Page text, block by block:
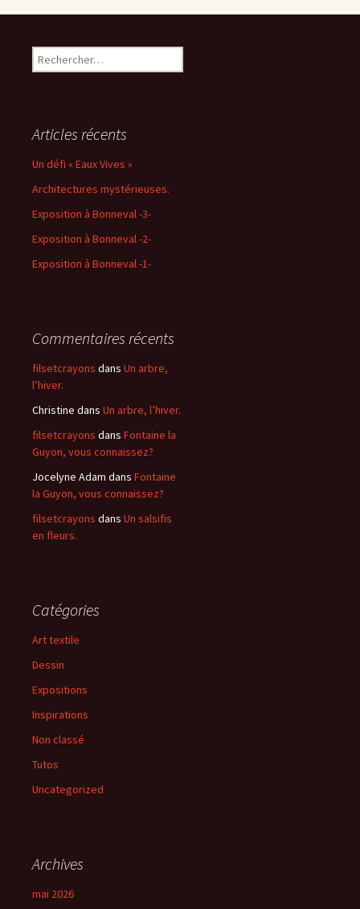
Rechercher :
Articles récents
Un défi « Eaux Vives »
Architectures mystérieuses.
Exposition à Bonneval -3-
Exposition à Bonneval -2-
Exposition à Bonneval -1-
Commentaires récents
filsetcrayons dans Un arbre,
l’hiver.
Christine dans Un arbre, l’hiver.
filsetcrayons dans Fontaine la
Guyon, vous connaissez?
Jocelyne Adam dans Fontaine
la Guyon, vous connaissez?
filsetcrayons dans Un salsifis
en fleurs.
Catégories
Art textile
Dessin
Expositions
Inspirations
Non classé
Tutos
Uncategorized
Archives
mai 2026